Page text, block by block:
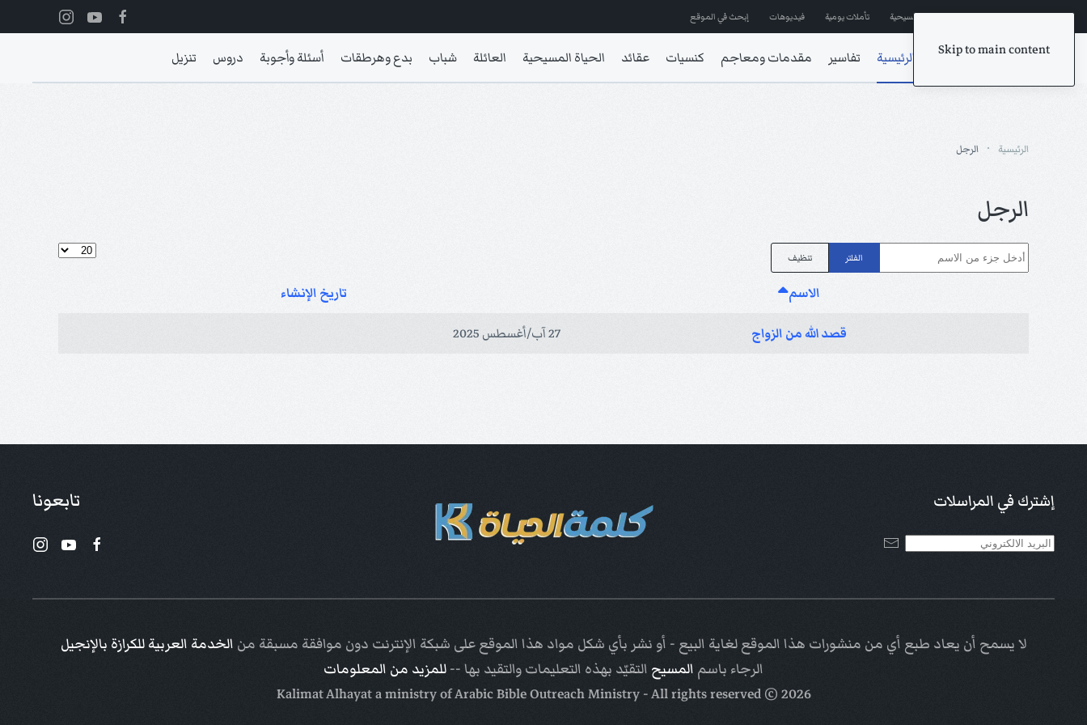
Skip to main content
إشترك في المراسلات ترانيم مسيحية تأملات يومية فيديوهات إبحث في الموقع
الرئيسية تفاسير مقدمات ومعاجم كنسيات عقائد الحياة المسيحية العائلة شباب بدع وهرطقات أسئلة وأجوبة دروس تنزيل
الرئيسية الرجل
الرجل
أدخل جزء من الاسم الفلتر تنظيف
عدد الإظهارات:
الاسم
تاريخ الإنشاء
قصد الله من الزواج 27 آب/أغسطس 2025
إشترك في المراسلات تابعونا
لا يسمح أن يعاد طبع أي من منشورات هذا الموقع لغاية البيع - أو نشر بأي شكل مواد هذا الموقع على شبكة الإنترنت دون موافقة مسبقة من الخدمة العربية للكرازة بالإنجيل
الرجاء باسم المسيح التقيّد بهذه التعليمات والتقيد بها --للمزيد من المعلومات
2026
© Kalimat Alhayat a ministry of
Arabic Bible Outreach Ministry- All rights reserved